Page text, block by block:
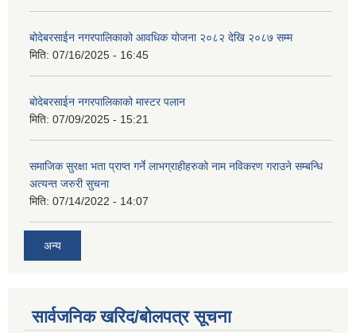
बोदेबरसाईन नगरपालिकाको आवधिक योजना २०८२ देखि २०८७ सम्म
मिति: 07/16/2025 - 16:45
बोदेबरसाईन नगरपालिकाको मास्टर पलान
मिति: 07/09/2025 - 15:21
समाजिक सुरक्षा भता प्राप्त गर्ने लाभग्राहीहरुको नाम नविकरण गराउने सम्बन्धि
अत्यन्त जरुरी सुचना
मिति: 07/14/2022 - 14:07
अन्य
सार्वजनिक खरिद/बोलपत्र सूचना